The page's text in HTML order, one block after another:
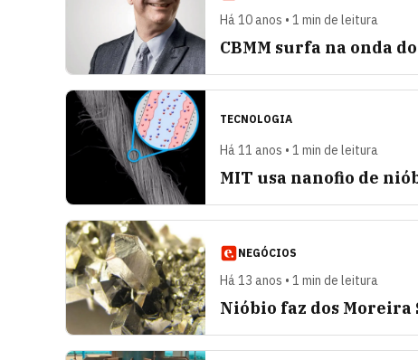
Há 10 anos • 1 min de leitura
CBMM surfa na onda
TECNOLOGIA
Há 11 anos • 1 min de leitura
MIT usa nanofio de
NEGÓCIOS
Há 13 anos • 1 min de leitura
Nióbio faz dos